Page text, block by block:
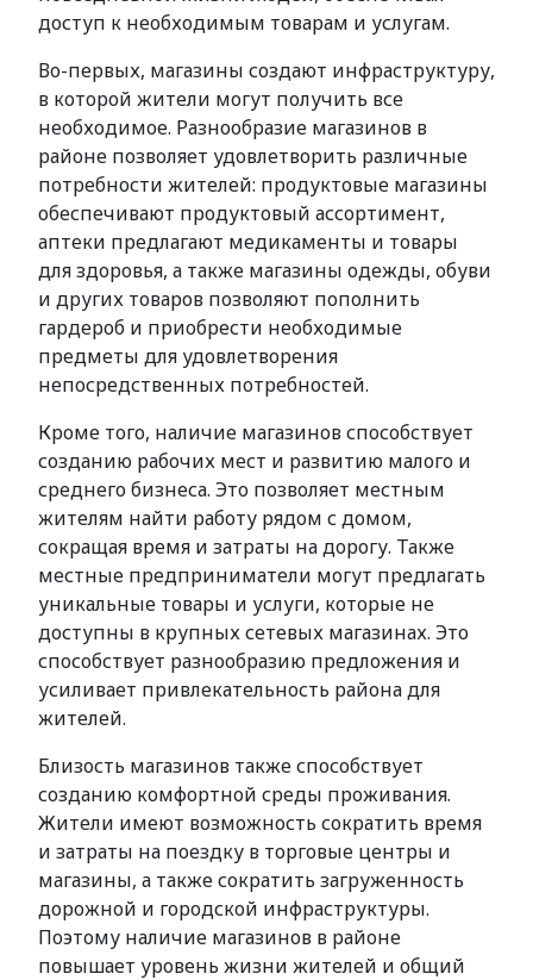
доступ к необходимым товарам и услугам.
Во-первых, магазины создают инфраструктуру,
в которой жители могут получить все
необходимое. Разнообразие магазинов в
районе позволяет удовлетворить различные
потребности жителей: продуктовые магазины
обеспечивают продуктовый ассортимент,
аптеки предлагают медикаменты и товары
для здоровья, а также магазины одежды, обуви
и других товаров позволяют пополнить
гардероб и приобрести необходимые
предметы для удовлетворения
непосредственных потребностей.
Кроме того, наличие магазинов способствует
созданию рабочих мест и развитию малого и
среднего бизнеса. Это позволяет местным
жителям найти работу рядом с домом,
сокращая время и затраты на дорогу. Также
местные предприниматели могут предлагать
уникальные товары и услуги, которые не
доступны в крупных сетевых магазинах. Это
способствует разнообразию предложения и
усиливает привлекательность района для
жителей.
Близость магазинов также способствует
созданию комфортной среды проживания.
Жители имеют возможность сократить время
и затраты на поездку в торговые центры и
магазины, а также сократить загруженность
дорожной и городской инфраструктуры.
Поэтому наличие магазинов в районе
повышает уровень жизни жителей и общий